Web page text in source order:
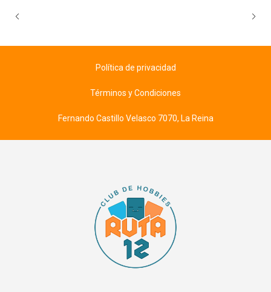
Política de privacidad
Términos y Condiciones
Fernando Castillo Velasco 7070, La Reina